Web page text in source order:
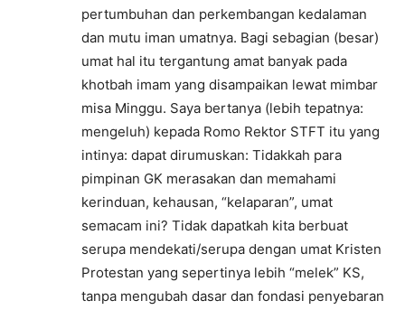
pertumbuhan dan perkembangan kedalaman
dan mutu iman umatnya. Bagi sebagian (besar)
umat hal itu tergantung amat banyak pada
khotbah imam yang disampaikan lewat mimbar
misa Minggu. Saya bertanya (lebih tepatnya:
mengeluh) kepada Romo Rektor STFT itu yang
intinya: dapat dirumuskan: Tidakkah para
pimpinan GK merasakan dan memahami
kerinduan, kehausan, “kelaparan”, umat
semacam ini? Tidak dapatkah kita berbuat
serupa mendekati/serupa dengan umat Kristen
Protestan yang sepertinya lebih “melek” KS,
tanpa mengubah dasar dan fondasi penyebaran